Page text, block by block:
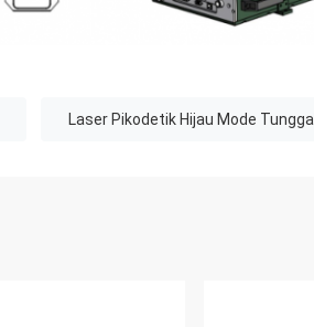
Laser Pikodetik Hijau Mode Tunggal